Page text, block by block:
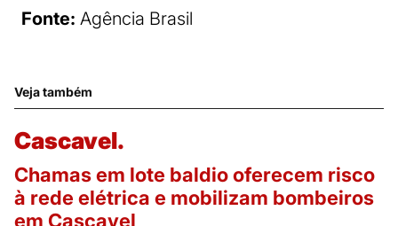
Fonte: Agência Brasil
Veja também
Cascavel.
Chamas em lote baldio oferecem risco
à rede elétrica e mobilizam bombeiros
em Cascavel